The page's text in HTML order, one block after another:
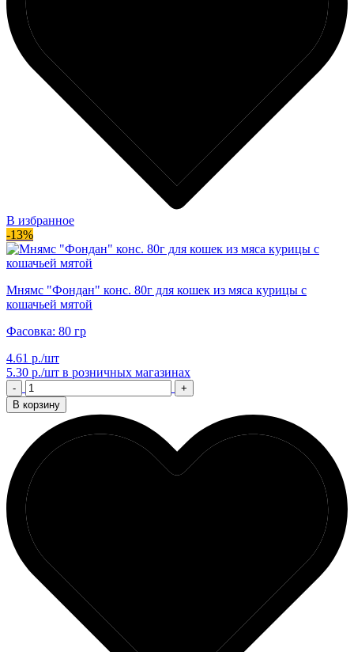
В избранное
-13%
Мнямс "Фондан" конс. 80г для кошек из мяса курицы с
кошачьей мятой
Фасовка: 80 гр
4.61 р./шт
5.30 р./шт в розничных магазинах
-
+
В корзину